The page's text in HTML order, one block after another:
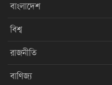
বাংলাদেশ
বিশ্ব
রাজনীতি
বাণিজ্য